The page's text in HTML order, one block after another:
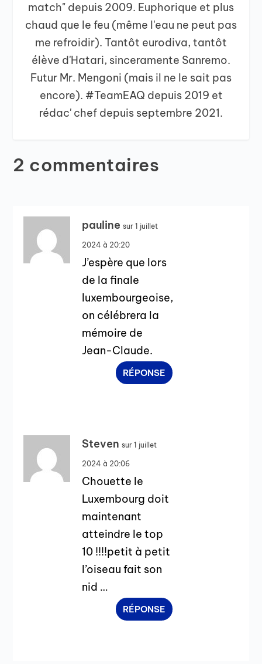
match" depuis 2009. Euphorique et plus
chaud que le feu (même l'eau ne peut pas
me refroidir). Tantôt eurodiva, tantôt
élève d'Hatari, sinceramente Sanremo.
Futur Mr. Mengoni (mais il ne le sait pas
encore). #TeamEAQ depuis 2019 et
rédac' chef depuis septembre 2021.
2 commentaires
pauline sur 1 juillet
2024 à 20:20
J’espère que lors
de la finale
luxembourgeoise,
on célébrera la
mémoire de
Jean-Claude.
RÉPONSE
Steven sur 1 juillet
2024 à 20:06
Chouette le
Luxembourg doit
maintenant
atteindre le top
10 !!!!petit à petit
l’oiseau fait son
nid …
RÉPONSE